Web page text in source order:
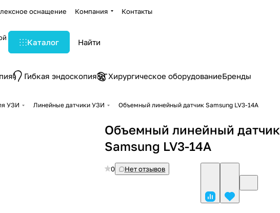
оснащение Компания Контакты
Каталог
Гибкая эндоскопия Хирургическое оборудованиеБренды
УЗИ Линейные датчики УЗИ Объемный линейный датчик Samsung LV3-14A
Объемный линейный датчик
Samsung LV3-14A
0 Нет отзывов